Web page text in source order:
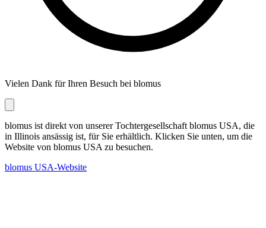
Vielen Dank für Ihren Besuch bei blomus
blomus ist direkt von unserer Tochtergesellschaft blomus USA, die
in Illinois ansässig ist, für Sie erhältlich. Klicken Sie unten, um die
Website von blomus USA zu besuchen.
blomus USA-Website